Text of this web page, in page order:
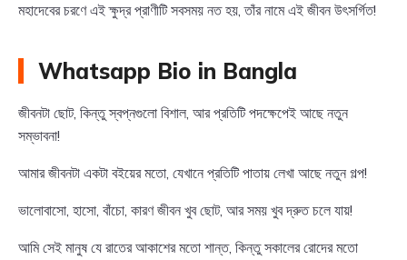
মহাদেবের চরণে এই ক্ষুদ্র প্রাণীটি সবসময় নত হয়, তাঁর নামে এই জীবন উৎসর্গিত!
Whatsapp Bio in Bangla
জীবনটা ছোট, কিন্তু স্বপ্নগুলো বিশাল, আর প্রতিটি পদক্ষেপেই আছে নতুন
সম্ভাবনা!
আমার জীবনটা একটা বইয়ের মতো, যেখানে প্রতিটি পাতায় লেখা আছে নতুন গল্প!
ভালোবাসো, হাসো, বাঁচো, কারণ জীবন খুব ছোট, আর সময় খুব দ্রুত চলে যায়!
আমি সেই মানুষ যে রাতের আকাশের মতো শান্ত, কিন্তু সকালের রোদের মতো